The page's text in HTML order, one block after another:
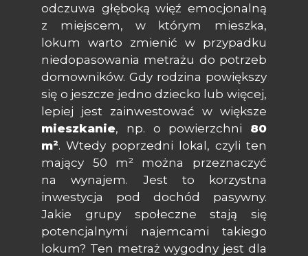
odczuwa głęboką więź emocjonalną
z miejscem, w którym mieszka,
lokum warto zmienić w przypadku
niedopasowania metrażu do potrzeb
domowników. Gdy rodzina powiększy
się o jeszcze jedno dziecko lub więcej,
lepiej jest zainwestować w większe
mieszkanie, np. o powierzchni 80
m². Wtedy poprzedni lokal, czyli ten
mający 50 m² można przeznaczyć
na wynajem. Jest to korzystna
inwestycja pod dochód pasywny.
Jakie grupy społeczne stają się
potencjalnymi najemcami takiego
lokum? Ten metraż wygodny jest dla